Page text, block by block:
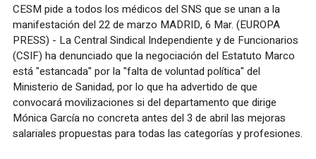
CESM pide a todos los médicos del SNS que se unan a la
manifestación del 22 de marzo MADRID, 6 Mar. (EUROPA
PRESS) - La Central Sindical Independiente y de Funcionarios
(CSIF) ha denunciado que la negociación del Estatuto Marco
está "estancada" por la "falta de voluntad política" del
Ministerio de Sanidad, por lo que ha advertido de que
convocará movilizaciones si del departamento que dirige
Mónica García no concreta antes del 3 de abril las mejoras
salariales propuestas para todas las categorías y profesiones.